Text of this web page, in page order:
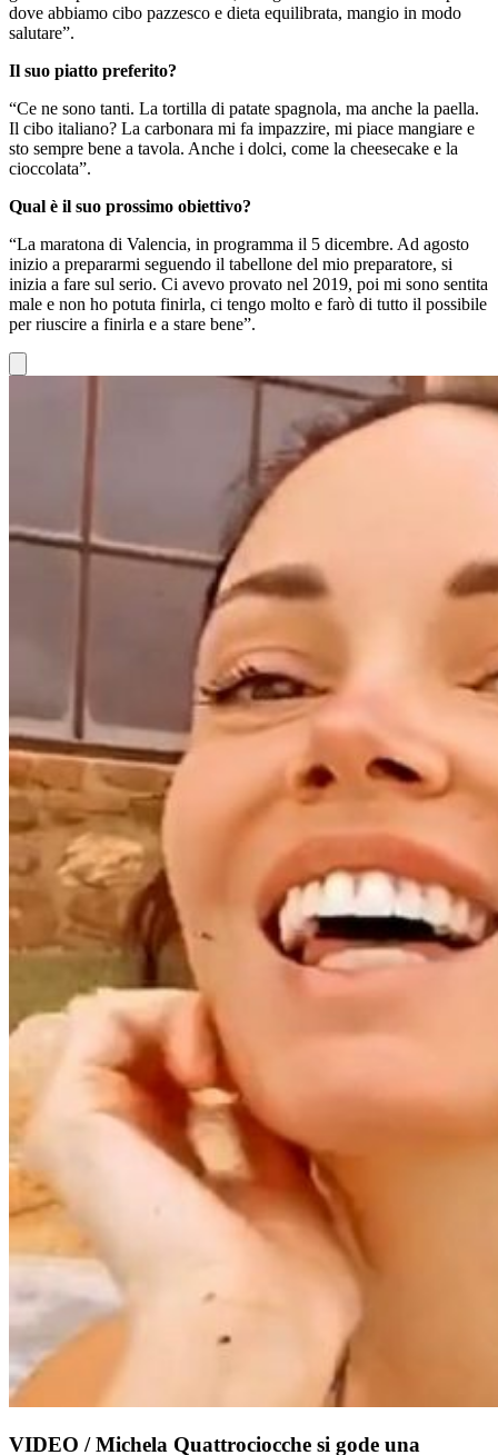
dove abbiamo cibo pazzesco e dieta equilibrata, mangio in modo
salutare”.
Il suo piatto preferito?
“Ce ne sono tanti. La tortilla di patate spagnola, ma anche la paella.
Il cibo italiano? La carbonara mi fa impazzire, mi piace mangiare e
sto sempre bene a tavola. Anche i dolci, come la cheesecake e la
cioccolata”.
Qual è il suo prossimo obiettivo?
“La maratona di Valencia, in programma il 5 dicembre. Ad agosto
inizio a prepararmi seguendo il tabellone del mio preparatore, si
inizia a fare sul serio. Ci avevo provato nel 2019, poi mi sono sentita
male e non ho potuta finirla, ci tengo molto e farò di tutto il possibile
per riuscire a finirla e a stare bene”.
VIDEO / Michela Quattrociocche si gode una